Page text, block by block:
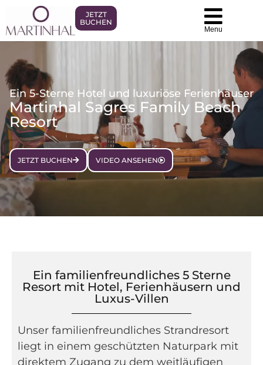
JETZT
BUCHEN
Menu
Ein 5-Sterne Hotel und luxuriöse Ferienhäuser
Martinhal Sagres Family Beach
Resort
JETZT BUCHEN VIDEO ANSEHEN
Ein familienfreundliches 5 Sterne
Resort mit Hotel, Ferienhäusern und
Luxus-Villen
Unser familienfreundliches Strandresort
liegt in einem geschützten Naturpark mit
direktem Zugang zu dem weitläufigen